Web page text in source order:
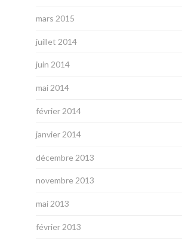
mars 2015
juillet 2014
juin 2014
mai 2014
février 2014
janvier 2014
décembre 2013
novembre 2013
mai 2013
février 2013